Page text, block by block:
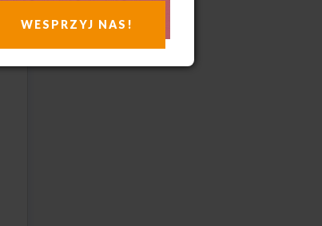
WESPRZYJ NAS!